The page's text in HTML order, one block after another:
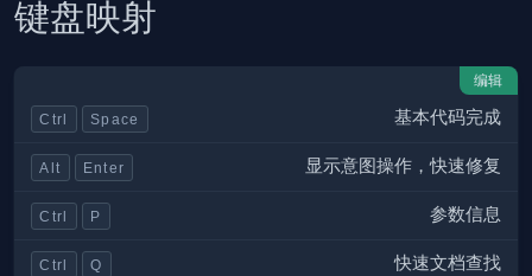
键盘映射
编辑
Ctrl Space 基本代码完成
Alt Enter 显示意图操作，快速修复
Ctrl P 参数信息
Ctrl Q 快速文档查找